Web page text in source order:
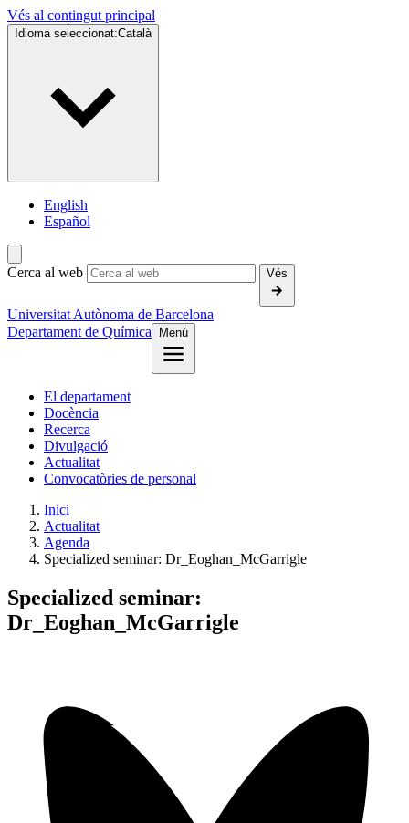
Vés al contingut principal
Idioma seleccionat:Català
English
Español
Cerca al web Vés
Universitat Autònoma de Barcelona
Departament de Química
Menú
El departament
Docència
Recerca
Divulgació
Actualitat
Convocatòries de personal
Inici
Actualitat
Agenda
Specialized seminar: Dr_Eoghan_McGarrigle
Specialized seminar:
Dr_Eoghan_McGarrigle